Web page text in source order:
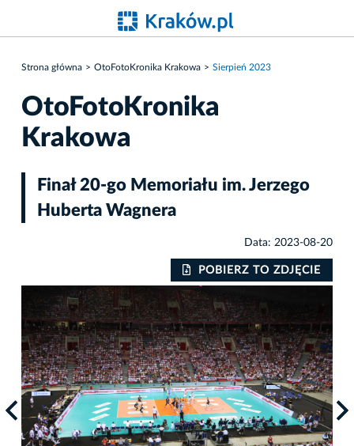
Strona główna OtoFotoKronika Krakowa Sierpień 2023
OtoFotoKronika
Krakowa
Finał 20-go Memoriału im. Jerzego
Huberta Wagnera
Data: 2023-08-20
POBIERZ TO ZDJĘCIE